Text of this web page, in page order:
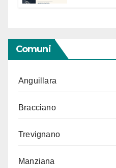
Comuni
Anguillara
Bracciano
Trevignano
Manziana